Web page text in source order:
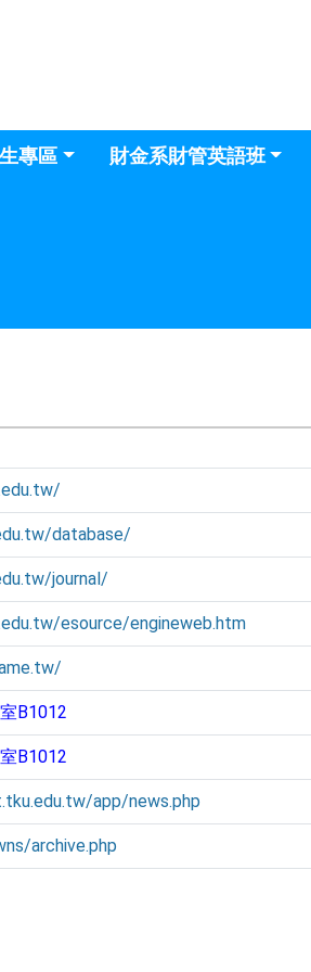
專區 財金系財管英語班
database/
journal/
esource/engineweb.htm
B1012
B1012
app/news.php
archive.php